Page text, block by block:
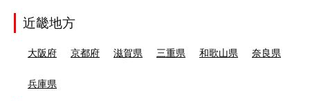
近畿地方
大阪府 京都府 滋賀県 三重県 和歌山県 奈良県
兵庫県